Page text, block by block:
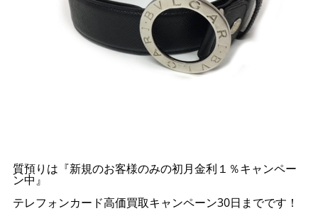
質預りは『新規のお客様のみの初月金利１％キャンペー
ン中』
テレフォンカード高価買取キャンペーン30日までです！